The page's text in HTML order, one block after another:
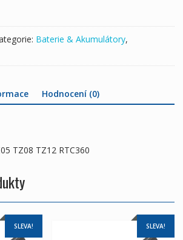
Baterie & Akumulátory,
Hodnocení (0)
TZ08 TZ12 RTC360
SLEVA! SLEVA!